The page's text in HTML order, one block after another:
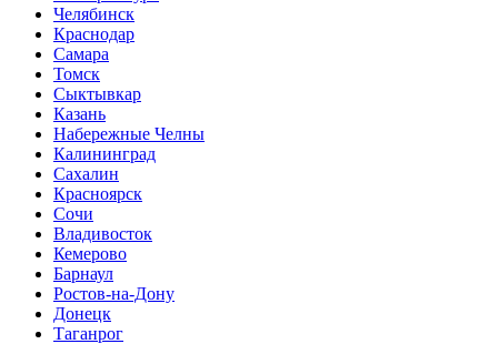
Челябинск
Краснодар
Самара
Томск
Сыктывкар
Казань
Набережные Челны
Калининград
Сахалин
Красноярск
Сочи
Владивосток
Кемерово
Барнаул
Ростов-на-Дону
Донецк
Таганрог